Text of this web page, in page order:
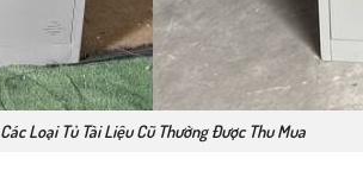
Các Loại Tủ Tài Liệu Cũ Thường Được Thu Mua